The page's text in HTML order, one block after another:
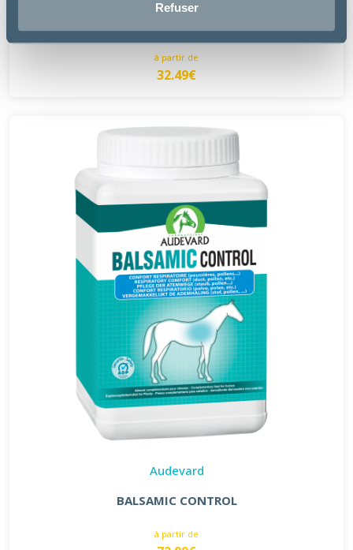
Refuser
à partir de
32.49€
Audevard
BALSAMIC CONTROL
à partir de